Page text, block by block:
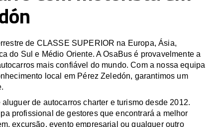
de CLASSE SUPERIOR na Europa, Ásia,
do Sul e Médio Oriente. A OsaBus é provavelmente a
mais confiável do mundo. Com a nossa equipa
local em Pérez Zeledón, garantimos um
de autocarros charter e turismo desde 2012.
profissional de gestores que encontrará a melhor
excursão, evento empresarial ou qualquer outro